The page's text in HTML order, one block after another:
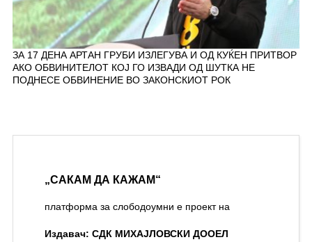
ЗА 17 ДЕНА АРТАН ГРУБИ ИЗЛЕГУВА И ОД КУЌЕН ПРИТВОР
АКО ОБВИНИТЕЛОТ КОЈ ГО ИЗВАДИ ОД ШУТКА НЕ
ПОДНЕСЕ ОБВИНЕНИЕ ВО ЗАКОНСКИОТ РОК
„САКАМ ДА КАЖАМ“
платформа за слободоумни е проект на
Издавач: СДК МИХАЈЛОВСКИ ДООЕЛ